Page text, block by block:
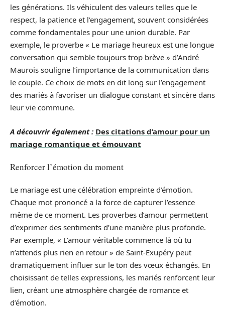
les générations. Ils véhiculent des valeurs telles que le
respect, la patience et l’engagement, souvent considérées
comme fondamentales pour une union durable. Par
exemple, le proverbe « Le mariage heureux est une longue
conversation qui semble toujours trop brève » d’André
Maurois souligne l’importance de la communication dans
le couple. Ce choix de mots en dit long sur l’engagement
des mariés à favoriser un dialogue constant et sincère dans
leur vie commune.
A découvrir également : Des citations d’amour pour un
mariage romantique et émouvant
Renforcer l’émotion du moment
Le mariage est une célébration empreinte d’émotion.
Chaque mot prononcé a la force de capturer l’essence
même de ce moment. Les proverbes d’amour permettent
d’exprimer des sentiments d’une manière plus profonde.
Par exemple, « L’amour véritable commence là où tu
n’attends plus rien en retour » de Saint-Exupéry peut
dramatiquement influer sur le ton des vœux échangés. En
choisissant de telles expressions, les mariés renforcent leur
lien, créant une atmosphère chargée de romance et
d’émotion.